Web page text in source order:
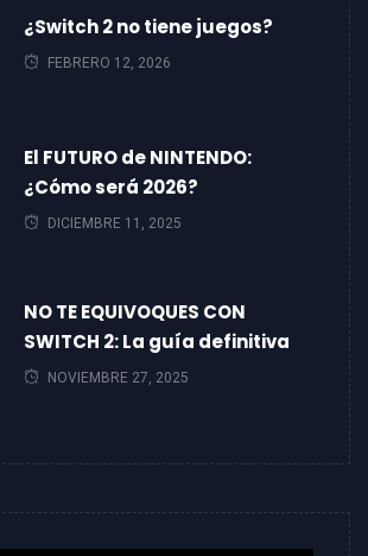
¿Switch 2 no tiene juegos?
FEBRERO 12, 2026
El FUTURO de NINTENDO:
¿Cómo será 2026?
DICIEMBRE 11, 2025
NO TE EQUIVOQUES CON
SWITCH 2: La guía definitiva
NOVIEMBRE 27, 2025